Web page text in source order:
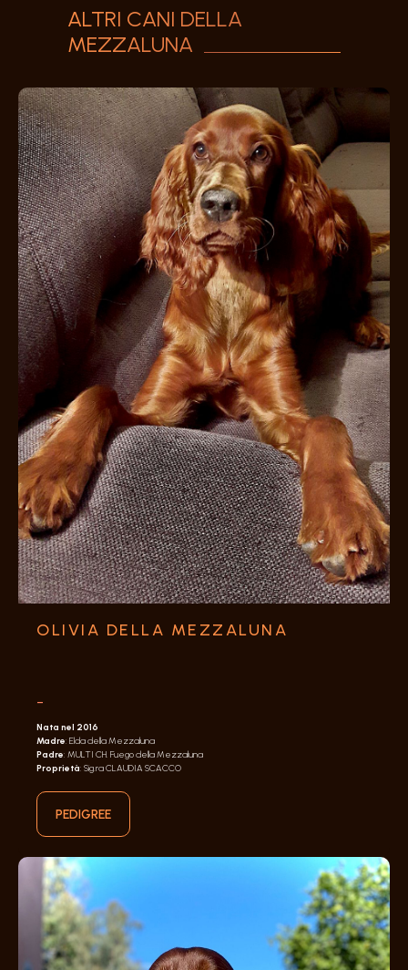
ALTRI CANI DELLA
MEZZALUNA
OLIVIA DELLA MEZZALUNA
-
Nata nel 2016
Madre: Elda della Mezzaluna
Padre: MULTI CH. Fuego della Mezzaluna
Proprietà: Sig.ra CLAUDIA SCACCO
PEDIGREE